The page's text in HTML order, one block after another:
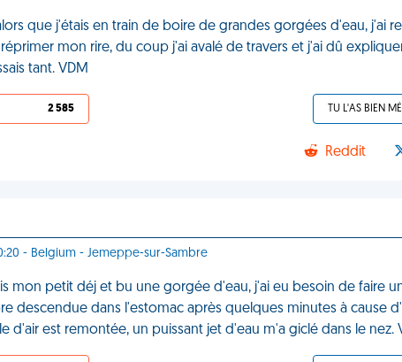
que j'étais en train de boire de grandes gorgées d'eau, j'ai
réprimer mon rire, du coup j'ai avalé de travers et j'ai dû
tant. VDM
2 585 TU L'AS BIEN
Reddit
- Belgium - Jemeppe-sur-Sambre
mon petit déj et bu une gorgée d'eau, j'ai eu besoin de faire
descendue dans l'estomac après quelques minutes à cause
d'air est remontée, un puissant jet d'eau m'a giclé dans le nez.